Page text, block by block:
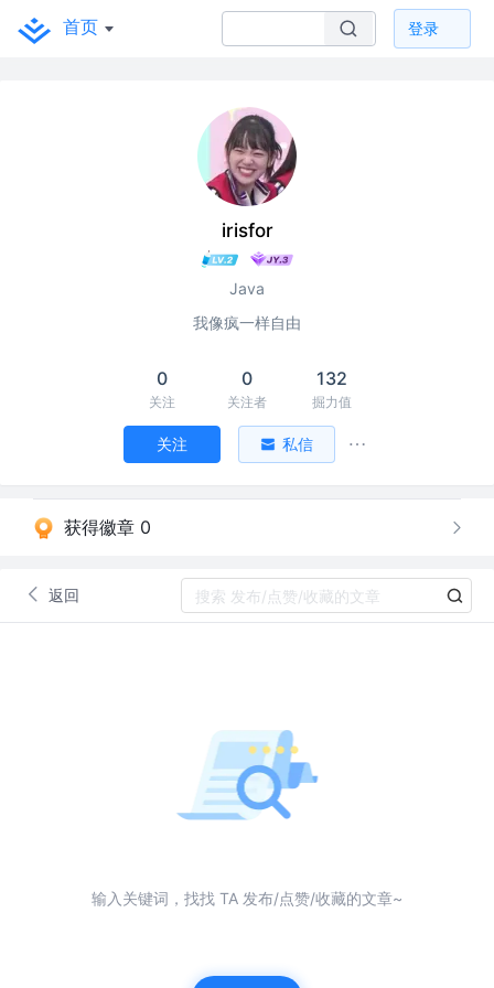
首页 登录
irisfor
Java
我像疯一样自由
0
关注
0
关注者
132
掘力值
关注 私信
获得徽章 0
返回
输入关键词，找找 TA 发布/点赞/收藏的文章~